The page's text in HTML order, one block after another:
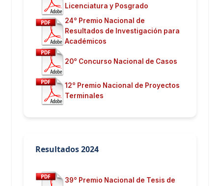
Licenciatura y Posgrado
24° Premio Nacional de
Resultados de Investigación para
Académicos
20° Concurso Nacional de Casos
12° Premio Nacional de Proyectos
Terminales
Resultados 2024
39° Premio Nacional de Tesis de